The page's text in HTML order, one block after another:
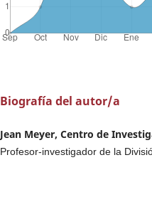
Biografía del autor/a
Jean Meyer, Centro de
Profesor-investigador de la